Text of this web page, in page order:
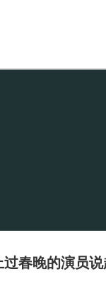
春晚的演员